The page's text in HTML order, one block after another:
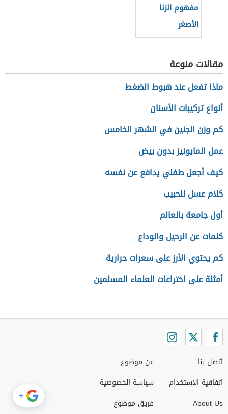
مفهوم الزنا
الأصغر
مقالات منوعة
ماذا تفعل عند هبوط الضغط
أنواع تركيبات الأسنان
كم وزن الجنين في الشهر الخامس
عمل المايونيز بدون بيض
كيف أجعل طفلي يدافع عن نفسه
كلام عسل للحبيب
أول جامعة بالعالم
كلمات عن الرحيل والوداع
كم يحتوي الأرز على سعرات حرارية
أمثلة على اختراعات العلماء المسلمين
اتصل بنا
اتفاقية الاستخدام
About Us
عن موضوع
سياسة الخصوصية
فريق موضوع
+